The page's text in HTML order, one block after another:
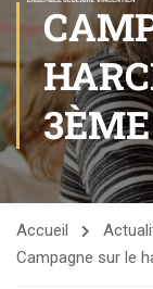
3ÈME
Accueil
Campagne sur le